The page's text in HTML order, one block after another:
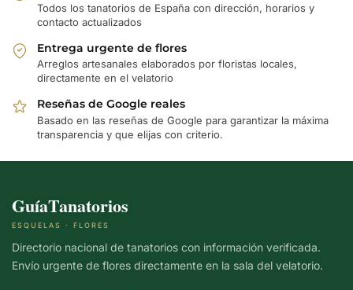
Todos los tanatorios de España con dirección, horarios y
contacto actualizados
Entrega urgente de flores
Arreglos artesanales elaborados por floristas locales,
directamente en el velatorio
Reseñas de Google reales
Basado en las reseñas de Google para garantizar la máxima
transparencia y que elijas con criterio.
GuíaTanatorios
ESQUELAS · FLORES
Directorio nacional de tanatorios con información verificada.
Envío urgente de flores directamente en la sala del velatorio.